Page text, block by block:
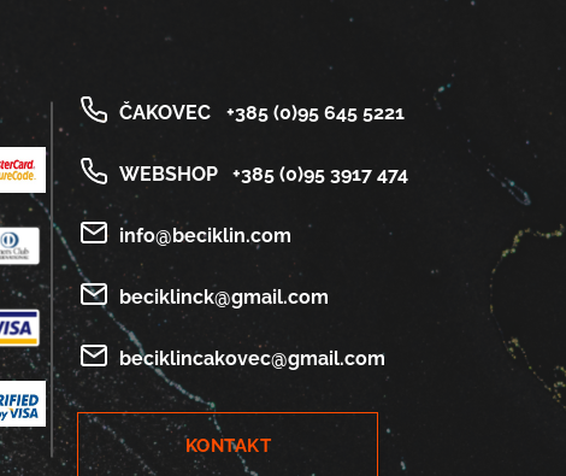
ČAKOVEC +385 (0)95 645 5221
WEBSHOP +385 (0)95 3917 474
info@beciklin.com
beciklinck@gmail.com
beciklincakovec@gmail.com
KONTAKT